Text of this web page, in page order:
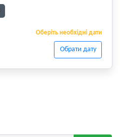
Оберіть необхідні дати
Обрати дату